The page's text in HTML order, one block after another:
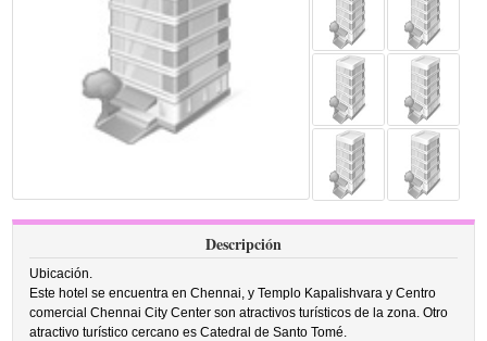
Descripción
Ubicación.
Este hotel se encuentra en Chennai, y Templo Kapalishvara y Centro
comercial Chennai City Center son atractivos turísticos de la zona. Otro
atractivo turístico cercano es Catedral de Santo Tomé.